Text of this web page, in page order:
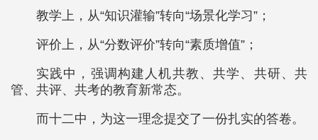
教学上，从“知识灌输”转向“场景化学习”；
评价上，从“分数评价”转向“素质增值”；
实践中，强调构建人机共教、共学、共研、共
管、共评、共考的教育新常态。
而十二中，为这一理念提交了一份扎实的答卷。